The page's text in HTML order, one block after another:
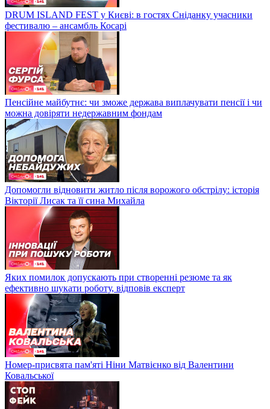
DRUM ISLAND FEST у Києві: в гостях Сніданку учасники
фестивалю – ансамбль Косарі
Пенсійне майбутнє: чи зможе держава виплачувати пенсії і чи
можна довіряти недержавним фондам
Допомогли відновити житло після ворожого обстрілу: історія
Вікторії Лисак та її сина Михайла
Яких помилок допускають при створенні резюме та як
ефективно шукати роботу, відповів експерт
Номер-присвята пам'яті Ніни Матвієнко від Валентини
Ковальської